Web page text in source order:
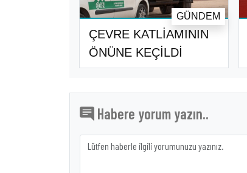
ÇEVRE KATLİAMININ
ÖNÜNE KEÇİLDİ
GÜNDEM
Habere yorum yazın..